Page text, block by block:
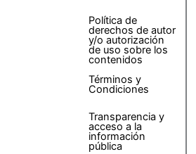
Política de
derechos de autor
y/o autorización
de uso sobre los
contenidos
Términos y
Condiciones
Transparencia y
acceso a la
información
pública